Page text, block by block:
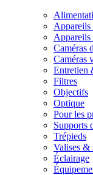
Appareils
Appareils
Caméras
Caméras
Entretien
Filtres
Objectifs
Optique
Pour les
Supports
Trépieds
Valises &
Éclairage